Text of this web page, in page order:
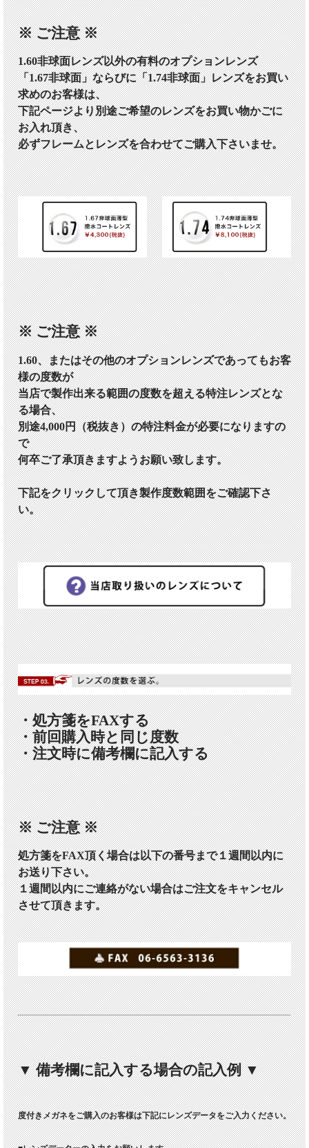
※ ご注意 ※
1.60非球面レンズ以外の有料のオプションレンズ
「1.67非球面」ならびに「1.74非球面」レンズをお買い
求めのお客様は、
下記ページより別途ご希望のレンズをお買い物かごに
お入れ頂き、
必ずフレームとレンズを合わせてご購入下さいませ。
※ ご注意 ※
1.60、またはその他のオプションレンズであってもお客
様の度数が
当店で製作出来る範囲の度数を超える特注レンズとな
る場合、
別途4,000円（税抜き）の特注料金が必要になりますの
で
何卒ご了承頂きますようお願い致します。
下記をクリックして頂き製作度数範囲をご確認下さ
い。
・処方箋をFAXする
・前回購入時と同じ度数
・注文時に備考欄に記入する
※ ご注意 ※
処方箋をFAX頂く場合は以下の番号まで１週間以内に
お送り下さい。
１週間以内にご連絡がない場合はご注文をキャンセル
させて頂きます。
▼ 備考欄に記入する場合の記入例 ▼
度付きメガネをご購入のお客様は下記にレンズデータをご入力ください。